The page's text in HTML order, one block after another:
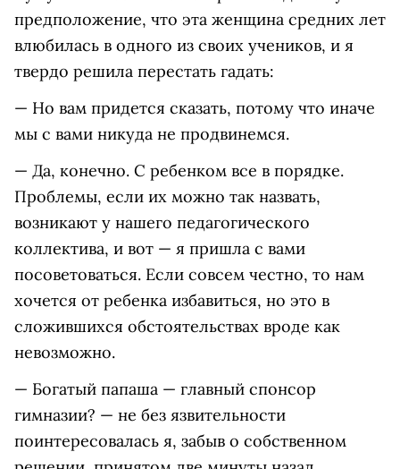
предположение, что эта женщина средних лет
влюбилась в одного из своих учеников, и я
твердо решила перестать гадать:
— Но вам придется сказать, потому что иначе
мы с вами никуда не продвинемся.
— Да, конечно. С ребенком все в порядке.
Проблемы, если их можно так назвать,
возникают у нашего педагогического
коллектива, и вот — я пришла с вами
посоветоваться. Если совсем честно, то нам
хочется от ребенка избавиться, но это в
сложившихся обстоятельствах вроде как
невозможно.
— Богатый папаша — главный спонсор
гимназии? — не без язвительности
поинтересовалась я, забыв о собственном